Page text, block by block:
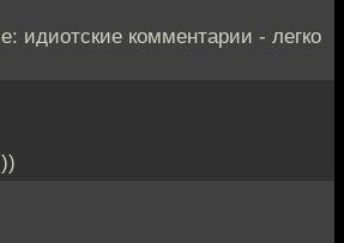
идиотские комментарии - легко